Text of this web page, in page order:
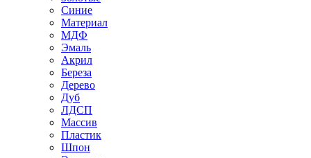
Синие
Материал
МДФ
Эмаль
Акрил
Береза
Дерево
Дуб
ЛДСП
Массив
Пластик
Шпон